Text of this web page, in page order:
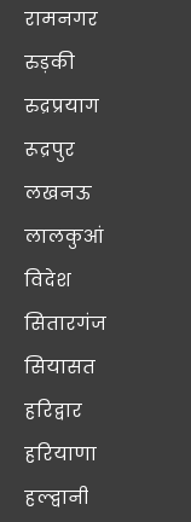
रामनगर
रुड़की
रुद्रप्रयाग
रूद्रपुर
लखनऊ
लालकुआं
विदेश
सितारगंज
सियासत
हरिद्वार
हरियाणा
हल्द्वानी